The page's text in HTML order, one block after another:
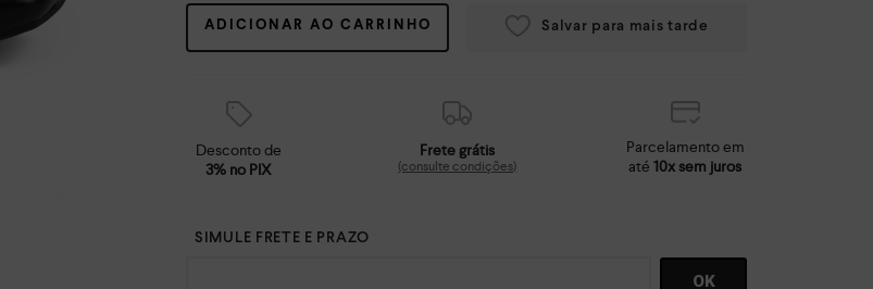
ADICIONAR AO CARRINHO
Desconto de
3% no PIX
Frete grátis
(consulte condições)
Parcelamento em
até10x sem juros